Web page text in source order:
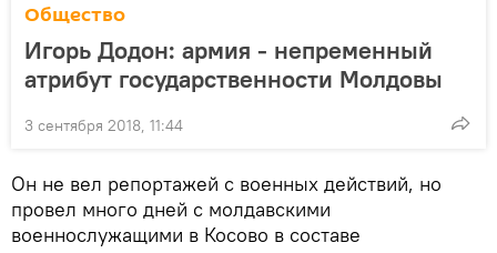
Общество
Игорь Додон: армия - непременный
атрибут государственности Молдовы
3 сентября 2018, 11:44
Он не вел репортажей с военных действий, но
провел много дней с молдавскими
военнослужащими в Косово в составе